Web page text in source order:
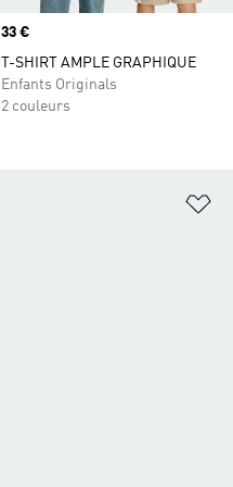
Prix
33 €
T-SHIRT AMPLE GRAPHIQUE
Enfants Originals
2 couleurs